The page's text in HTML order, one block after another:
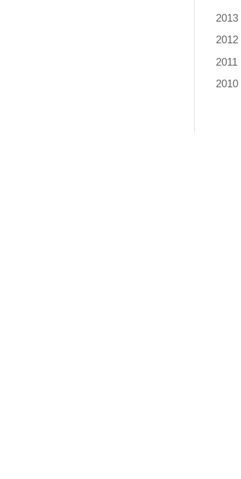
2013
2012
2011
2010